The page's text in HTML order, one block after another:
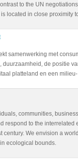
to the UN
located in close proximity
samenwerking met
de positie
platteland en een
communities,
respond to the interrelated
century. We envision a
ecological bounds.